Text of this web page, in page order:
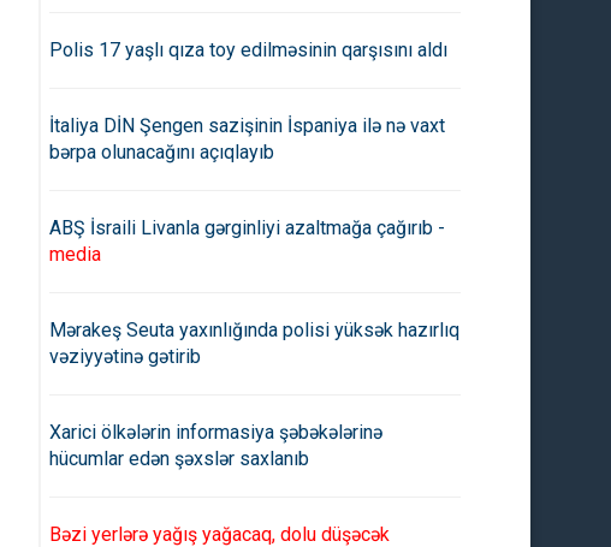
Polis 17 yaşlı qıza toy edilməsinin qarşısını aldı
İtaliya DİN Şengen sazişinin İspaniya ilə nə vaxt
bərpa olunacağını açıqlayıb
ABŞ İsraili Livanla gərginliyi azaltmağa çağırıb -
media
Mərakeş Seuta yaxınlığında polisi yüksək hazırlıq
vəziyyətinə gətirib
Xarici ölkələrin informasiya şəbəkələrinə
hücumlar edən şəxslər saxlanıb
Bəzi yerlərə yağış yağacaq, dolu düşəcək